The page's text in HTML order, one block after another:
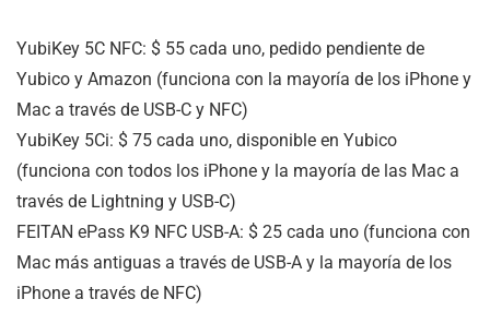
YubiKey 5C NFC: $ 55 cada uno, pedido pendiente de
Yubico y Amazon (funciona con la mayoría de los iPhone y
Mac a través de USB-C y NFC)
YubiKey 5Ci: $ 75 cada uno, disponible en Yubico
(funciona con todos los iPhone y la mayoría de las Mac a
través de Lightning y USB-C)
FEITAN ePass K9 NFC USB-A: $ 25 cada uno (funciona con
Mac más antiguas a través de USB-A y la mayoría de los
iPhone a través de NFC)